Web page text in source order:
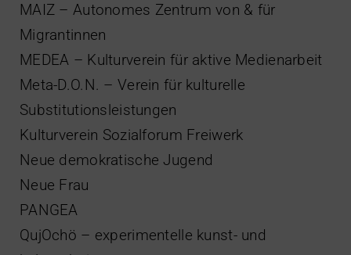
MAIZ – Autonomes Zentrum von & für
Migrantinnen
MEDEA – Kulturverein für aktive Medienarbeit
Meta-D.O.N. – Verein für kulturelle
Substitutionsleistungen
Kulturverein Sozialforum Freiwerk
Neue demokratische Jugend
Neue Frau
PANGEA
QujOchö – experimentelle kunst- und